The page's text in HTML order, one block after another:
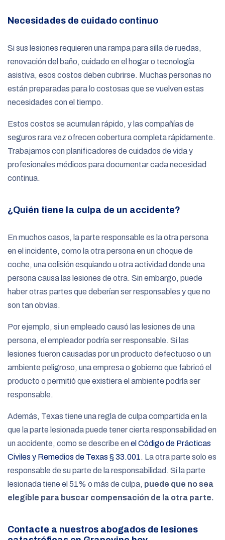
Necesidades de cuidado continuo
Si sus lesiones requieren una rampa para silla de ruedas,
renovación del baño, cuidado en el hogar o tecnología
asistiva, esos costos deben cubrirse. Muchas personas no
están preparadas para lo costosas que se vuelven estas
necesidades con el tiempo.
Estos costos se acumulan rápido, y las compañías de
seguros rara vez ofrecen cobertura completa rápidamente.
Trabajamos con planificadores de cuidados de vida y
profesionales médicos para documentar cada necesidad
continua.
¿Quién tiene la culpa de un accidente?
En muchos casos, la parte responsable es la otra persona
en el incidente, como la otra persona en un choque de
coche, una colisión esquiando u otra actividad donde una
persona causa las lesiones de otra. Sin embargo, puede
haber otras partes que deberían ser responsables y que no
son tan obvias.
Por ejemplo, si un empleado causó las lesiones de una
persona, el empleador podría ser responsable. Si las
lesiones fueron causadas por un producto defectuoso o un
ambiente peligroso, una empresa o gobierno que fabricó el
producto o permitió que existiera el ambiente podría ser
responsable.
Además, Texas tiene una regla de culpa compartida en la
que la parte lesionada puede tener cierta responsabilidad en
un accidente, como se describe en el Código de Prácticas
Civiles y Remedios de Texas § 33.001. La otra parte solo es
responsable de su parte de la responsabilidad. Si la parte
lesionada tiene el 51% o más de culpa, puede que no sea
elegible para buscar compensación de la otra parte.
Contacte a nuestros abogados de lesiones